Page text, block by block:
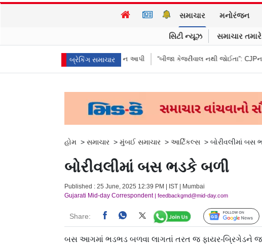
સમાચાર મનોરંજન
સિટી ન્યૂઝ સમાચાર
બ્રેકિંગ સમાચાર
પૈસા મોકલાવ્યા પણ હાજરી ન આપી “બીજા કેજરીવાલ નથી જોઈતા”: CJPના અભિજીત
હોમ > સમાચાર > મુંબઈ સમાચાર > આર્ટિકલ્સ > બોરીવલીમાં બસ
બોરીવલીમાં બસ ભડકે બળી
Published : 25 June, 2025 12:39 PM | IST | Mumbai
Gujarati Mid-day Correspondent| feedbackgmd@mid-day.com
Share: Follow Us
બસ આગમાં ભડભડ બળવા લાગતાં તરત જ ફાયર-બ્રિગેડને